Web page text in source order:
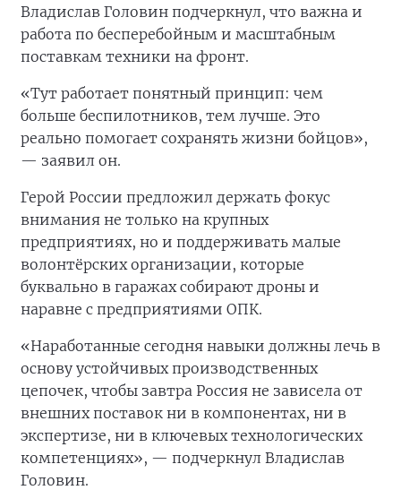
Владислав Головин подчеркнул, что важна и
работа по бесперебойным и масштабным
поставкам техники на фронт.
«Тут работает понятный принцип: чем
больше беспилотников, тем лучше. Это
реально помогает сохранять жизни бойцов»,
— заявил он.
Герой России предложил держать фокус
внимания не только на крупных
предприятиях, но и поддерживать малые
волонтёрских организации, которые
буквально в гаражах собирают дроны и
наравне с предприятиями ОПК.
«Наработанные сегодня навыки должны лечь в
основу устойчивых производственных
цепочек, чтобы завтра Россия не зависела от
внешних поставок ни в компонентах, ни в
экспертизе, ни в ключевых технологических
компетенциях», — подчеркнул Владислав
Головин.